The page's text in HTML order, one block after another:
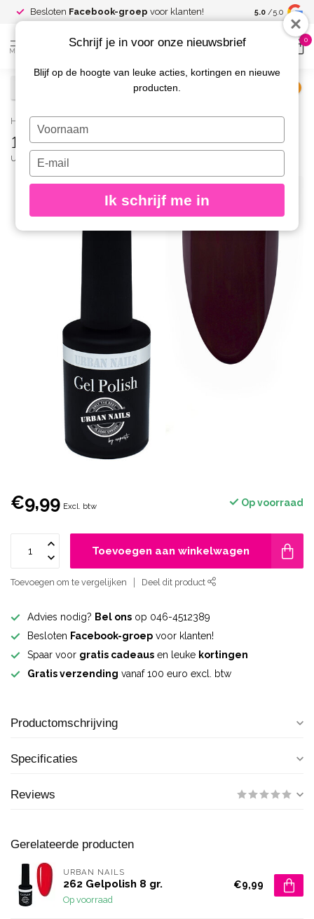
Besloten Facebook-groep voor klanten! Spaar voor
kortingen
5.0 /5.0
MENU
0
Home / 191 Gelpolish 8 gr.
191 Gelpolish 8 gr.
URBAN NAILS
€9,99 Excl. btw Op voorraad
Toevoegen aan winkelwagen
Toevoegen om te vergelijken Deel dit product
Advies nodig? Bel ons op 046-4512389
Besloten Facebook-groep voor klanten!
Spaar voor gratis cadeaus en leuke kortingen
Gratis verzending vanaf 100 euro excl. btw
Productomschrijving
Specificaties
Reviews
Gerelateerde producten
URBAN NAILS
262 Gelpolish 8 gr.
Op voorraad
€9,99
Schrijf je in voor onze nieuwsbrief
Blijf op de hoogte van leuke acties, kortingen en nieuwe
producten.
Typ
je
naam
Typ
je
e-
in
Ik schrijf me in